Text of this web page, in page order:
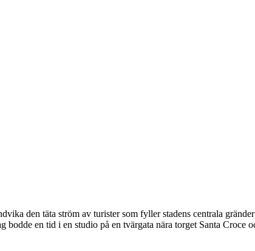
den täta ström av turister som fyller stadens centrala
en tid i en studio på en tvärgata nära torget Santa Croce